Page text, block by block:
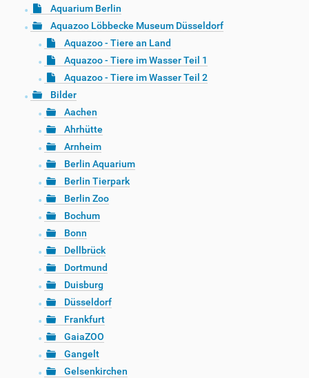
Aquarium Berlin
Aquazoo Löbbecke Museum Düsseldorf
Aquazoo - Tiere an Land
Aquazoo - Tiere im Wasser Teil 1
Aquazoo - Tiere im Wasser Teil 2
Bilder
Aachen
Ahrhütte
Arnheim
Berlin Aquarium
Berlin Tierpark
Berlin Zoo
Bochum
Bonn
Dellbrück
Dortmund
Duisburg
Düsseldorf
Frankfurt
GaiaZOO
Gangelt
Gelsenkirchen